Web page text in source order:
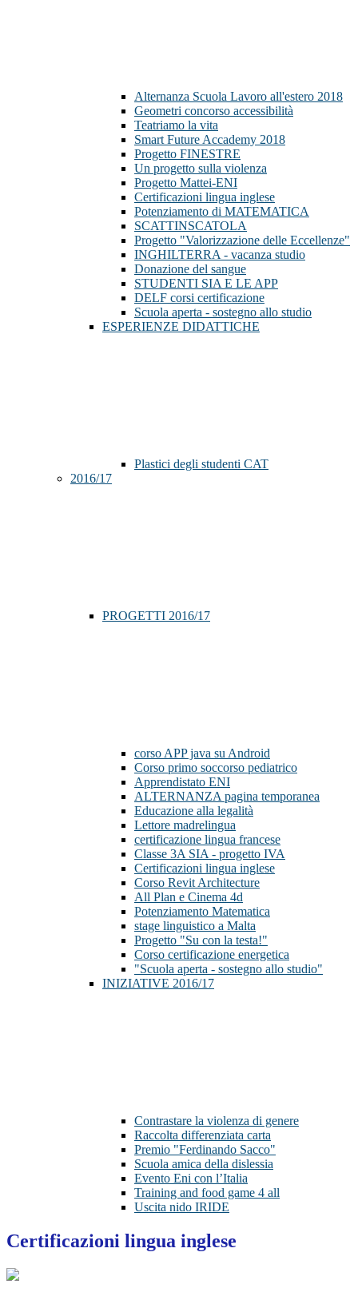
Alternanza Scuola Lavoro all'estero 2018
Geometri concorso accessibilità
Teatriamo la vita
Smart Future Accademy 2018
Progetto FINESTRE
Un progetto sulla violenza
Progetto Mattei-ENI
Certificazioni lingua inglese
Potenziamento di MATEMATICA
SCATTINSCATOLA
Progetto "Valorizzazione delle Eccellenze"
INGHILTERRA - vacanza studio
Donazione del sangue
STUDENTI SIA E LE APP
DELF corsi certificazione
Scuola aperta - sostegno allo studio
ESPERIENZE DIDATTICHE
Plastici degli studenti CAT
2016/17
PROGETTI 2016/17
corso APP java su Android
Corso primo soccorso pediatrico
Apprendistato ENI
ALTERNANZA pagina temporanea
Educazione alla legalità
Lettore madrelingua
certificazione lingua francese
Classe 3A SIA - progetto IVA
Certificazioni lingua inglese
Corso Revit Architecture
All Plan e Cinema 4d
Potenziamento Matematica
stage linguistico a Malta
Progetto "Su con la testa!"
Corso certificazione energetica
"Scuola aperta - sostegno allo studio"
INIZIATIVE 2016/17
Contrastare la violenza di genere
Raccolta differenziata carta
Premio "Ferdinando Sacco"
Scuola amica della dislessia
Evento Eni con l’Italia
Training and food game 4 all
Uscita nido IRIDE
Certificazioni lingua inglese